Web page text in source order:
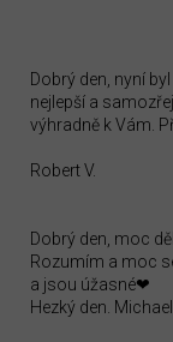
Dobrý den, nyní
nejlepší a
výhradně k Vám.
Robert V.
Dobrý den, moc
Rozumím a moc
a jsou úžasné❤
Hezký den.